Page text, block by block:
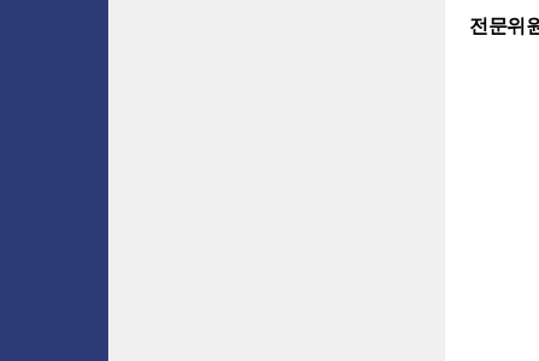
전문위